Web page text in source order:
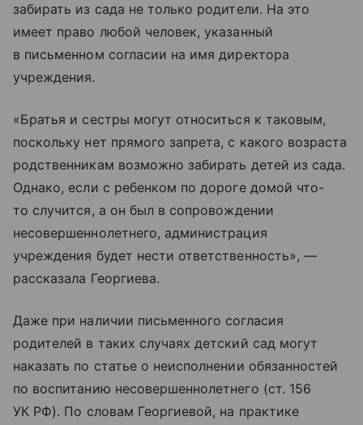
забирать из сада не только родители. На это
имеет право любой человек, указанный
в письменном согласии на имя директора
учреждения.
«Братья и сестры могут относиться к таковым,
поскольку нет прямого запрета, с какого возраста
родственникам возможно забирать детей из сада.
Однако, если с ребенком по дороге домой что-
то случится, а он был в сопровождении
несовершеннолетнего, администрация
учреждения будет нести ответственность», —
рассказала Георгиева.
Даже при наличии письменного согласия
родителей в таких случаях детский сад могут
наказать по статье о неисполнении обязанностей
по воспитанию несовершеннолетнего (ст. 156
УК РФ). По словам Георгиевой, на практике